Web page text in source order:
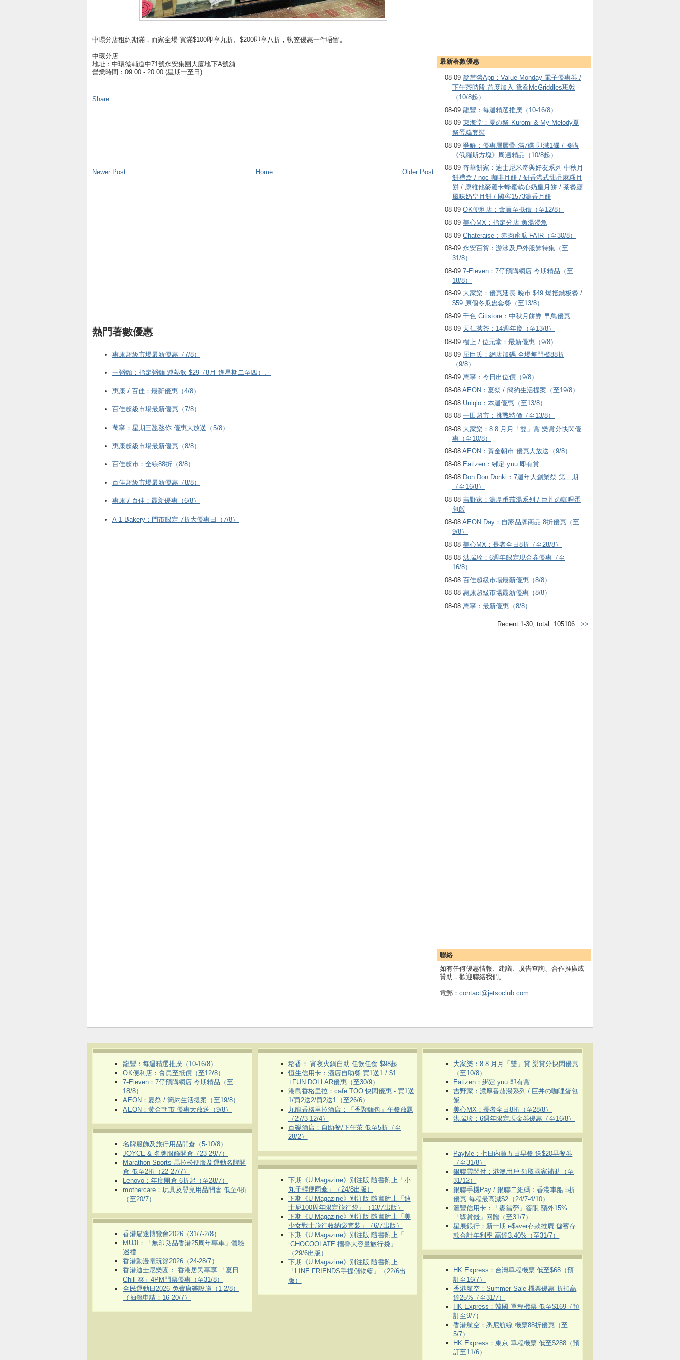
最新著數優惠
08-09 麥當勞App：Value Monday 電子優惠券 /
下午茶時段 首度加入 鴛鴦McGriddles班戟
（10/8起）
08-09 龍豐：每週精選推廣（10-16/8）
08-09 東海堂：夏の祭 Kuromi & My Melody夏
祭蛋糕套裝
08-09 爭鮮：優惠層層疊 滿7碟 即減1碟 / 換購
《俄羅斯方塊》周邊精品（10/8起）
08-09 奇華餅家：迪士尼米奇與好友系列 中秋月
餅禮盒 / noc 咖啡月餅 / 研香港式甜品麻糬月
餅 / 康維他麥蘆卡蜂蜜軟心奶皇月餅 / 茶餐廳
風味奶皇月餅 / 國窖1573濃香月餅
08-09 OK便利店：會員至抵價（至12/8）
08-09 美心MX：指定分店 魚湯浸魚
08-09 Chateraise：赤肉蜜瓜 FAIR（至30/8）
08-09 永安百貨：游泳及戶外服飾特集（至
31/8）
08-09 7-Eleven：7仔預購網店 今期精品（至
18/8）
08-09 大家樂：優惠延長 晚市 $49 爆抵鐵板餐 /
$59 原個冬瓜盅套餐（至13/8）
08-09 千色 Citistore：中秋月餅券 早鳥優惠
08-09 天仁茗茶：14週年慶（至13/8）
08-09 樓上 / 位元堂：最新優惠（9/8）
08-09 屈臣氏：網店加碼 全場無門檻88折
（9/8）
08-09 萬寧：今日出位價（9/8）
08-08 AEON：夏祭 / 簡約生活提案（至19/8）
08-08 Uniqlo：本週優惠（至13/8）
08-08 一田超市：挑戰特價（至13/8）
08-08 大家樂：8.8 月月「雙」賞 樂賞分快閃優
惠（至10/8）
08-08 AEON：黃金朝市 優惠大放送（9/8）
08-08 Eatizen：綁定 yuu 即有賞
08-08 Don Don Donki：7週年大創業祭 第二期
（至16/8）
08-08 吉野家：濃厚番茄湯系列 / 巨丼の咖哩蛋
包飯
08-08 AEON Day：自家品牌商品 8折優惠（至
9/8）
08-08 美心MX：長者全日8折（至28/8）
08-08 洪瑞珍：6週年限定現金券優惠（至
16/8）
08-08 百佳超級市場最新優惠（8/8）
08-08 惠康超級市場最新優惠（8/8）
08-08 萬寧：最新優惠（8/8）
Recent 1-30, total: 105106. >>
聯絡
如有任何優惠情報、建議、廣告查詢、合作推廣或
贊助，歡迎聯絡我們。
電郵： contact@jetsoclub.com
中環分店租約期滿，而家全場 買滿$100即享九折、$200即享八折，執笠優惠一件唔留。
中環分店
地址：中環德輔道中71號永安集團大廈地下A號舖
營業時間：09:00 - 20:00 (星期一至日)
Share
Newer Post Older Post
Home
熱門著數優惠
惠康超級市場最新優惠（7/8）
一粥麵：指定粥麵 連熱飲 $29（8月 逢星期二至四）、
惠康 / 百佳：最新優惠（4/8）
百佳超級市場最新優惠（7/8）
萬寧：星期三氹氹你 優惠大放送（5/8）
惠康超級市場最新優惠（8/8）
百佳超市：全線88折（8/8）
百佳超級市場最新優惠（8/8）
惠康 / 百佳：最新優惠（6/8）
A-1 Bakery：門市限定 7折大優惠日（7/8）
龍豐：每週精選推廣（10-16/8）
OK便利店：會員至抵價（至12/8）
7-Eleven：7仔預購網店 今期精品（至
18/8）
AEON：夏祭 / 簡約生活提案（至19/8）
AEON：黃金朝市 優惠大放送（9/8）
名牌服飾及旅行用品開倉（5-10/8）
JOYCE & 名牌服飾開倉（23-29/7）
Marathon Sports 馬拉松便服及運動名牌開
倉 低至2折（22-27/7）
Lenovo：年度開倉 6折起（至28/7）
mothercare：玩具及嬰兒用品開倉 低至4折
（至20/7）
香港貓迷博覽會2026（31/7-2/8）
MUJI：「無印良品香港25周年專車」體驗
巡禮
香港動漫電玩節2026（24-28/7）
香港迪士尼樂園： 香港居民專享 「夏日
Chill 爽」4PM門票優惠（至31/8）
全民運動日2026 免費康樂設施（1-2/8）
（抽籤申請：16-20/7）
稻香： 宵夜火鍋自助 任飲任食 $98起
恒生信用卡：酒店自助餐 買1送1 / $1
+FUN DOLLAR優惠（至30/9）
港島香格里拉：cafe TOO 快閃優惠 - 買1送
1/買2送2/買2送1（至26/6）
九龍香格里拉酒店：「香聚麵包」午餐放題
（27/3-12/4）
百樂酒店：自助餐/下午茶 低至5折（至
28/2）
下期《U Magazine》別注版 隨書附上「小
丸子輕便雨傘」（24/8出版）
下期《U Magazine》別注版 隨書附上「迪
士尼100周年限定旅行袋」（13/7出版）
下期《U Magazine》別注版 隨書附上「美
少女戰士旅行收納袋套裝」（6/7出版）
下期《U Magazine》別注版 隨書附上「
:CHOCOOLATE 摺疊大容量旅行袋」
（29/6出版）
下期《U Magazine》別注版 隨書附上
「LINE FRIENDS手提儲物籃」（22/6出
版）
大家樂：8.8 月月「雙」賞 樂賞分快閃優惠
（至10/8）
Eatizen：綁定 yuu 即有賞
吉野家：濃厚番茄湯系列 / 巨丼の咖哩蛋包
飯
美心MX：長者全日8折（至28/8）
洪瑞珍：6週年限定現金券優惠（至16/8）
PayMe：七日內買五日早餐 送$20早餐券
（至31/8）
銀聯雲閃付：港澳用戶 領取國家補貼（至
31/12）
銀聯手機Pay / 銀聯二維碼：香港車船 5折
優惠 每程最高減$2（24/7-4/10）
滙豐信用卡：「麥當勞」簽賬 額外15%
「獎賞錢」回贈（至31/7）
星展銀行：新一期 e$aver存款推廣 儲蓄存
款合計年利率 高達3.40%（至31/7）
HK Express：台灣單程機票 低至$68（預
訂至16/7）
香港航空：Summer Sale 機票優惠 折扣高
達25%（至31/7）
HK Express：韓國 單程機票 低至$169（預
訂至9/7）
香港航空：悉尼航線 機票88折優惠（至
5/7）
HK Express：東京 單程機票 低至$288（預
訂至11/6）